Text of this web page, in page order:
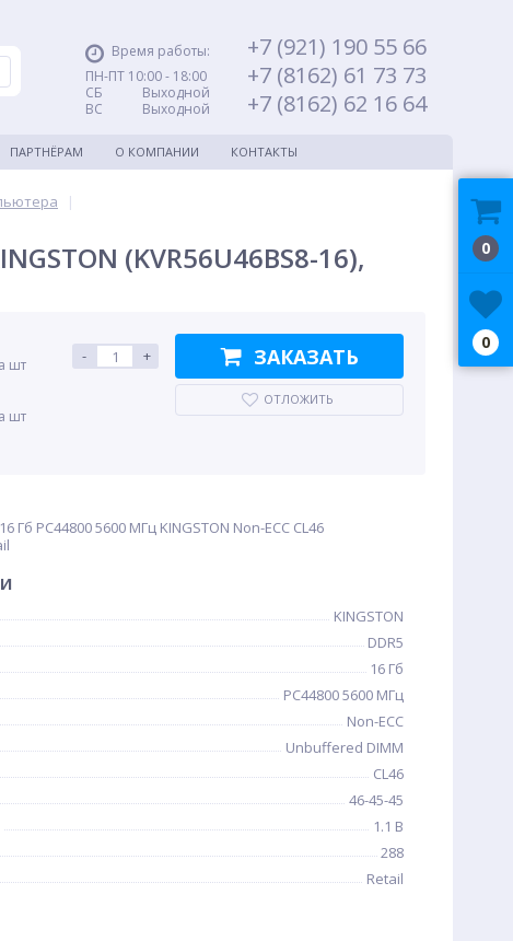
Время работы:
ПН-ПТ 10:00 - 18:00
СБ Выходной
ВС Выходной
+7 (921) 190 55 66
+7 (8162) 61 73 73
+7 (8162) 62 16 64
ПАРТНЁРАМ О КОМПАНИИ КОНТАКТЫ
|
(KVR56U46BS8-16),
шт
шт
- + ЗАКАЗАТЬ
ОТЛОЖИТЬ
Гб PC44800 5600 МГц KINGSTON Non-ECC CL46
KINGSTON
DDR5
16 Гб
PC44800 5600 МГц
Non-ECC
Unbuffered DIMM
CL46
46-45-45
1.1 В
288
Retail
0
0